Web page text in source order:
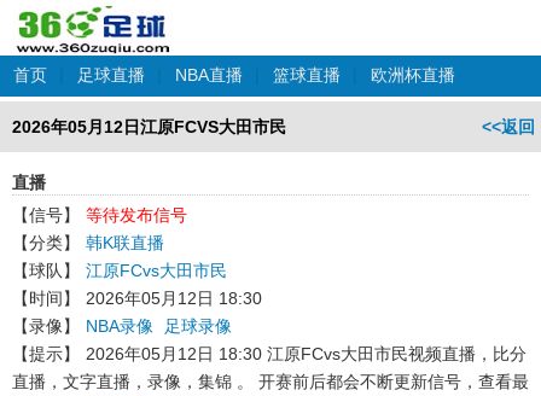
首页 | 足球直播 | NBA直播 | 篮球直播 | 欧洲杯直播
<<返回
2026年05月12日江原FCVS大田市民
直播
【信号】
等待发布信号
【分类】
韩K联直播
【球队】
江原FCvs大田市民
【时间】
2026年05月12日 18:30
【录像】
NBA录像
足球录像
【提示】
2026年05月12日 18:30 江原FCvs大田市民视频直播，比分
直播，文字直播，录像，集锦 。 开赛前后都会不断更新信号，查看最